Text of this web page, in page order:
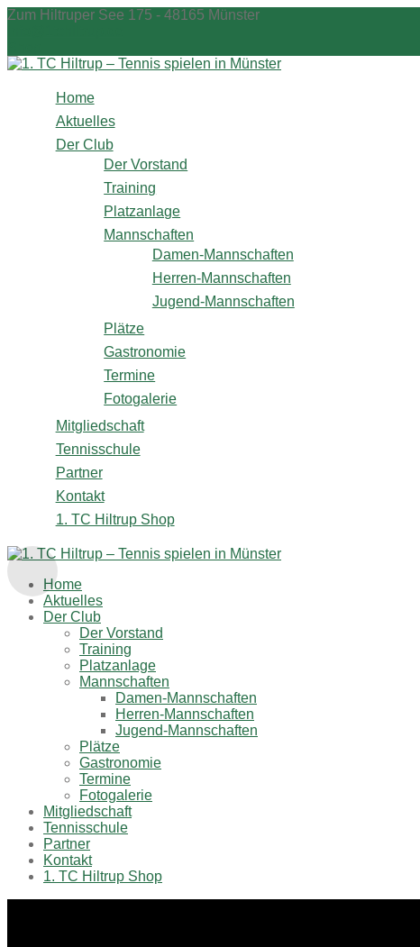
Zum
Zum Hiltruper See 175 - 48165 Münster
Home
Aktuelles
Der Club
Der Vorstand
Training
Platzanlage
Mannschaften
Damen-Mannschaften
Herren-Mannschaften
Jugend-Mannschaften
Plätze
Gastronomie
Termine
Fotogalerie
Mitgliedschaft
Tennisschule
Partner
Kontakt
1. TC Hiltrup Shop
Home
Aktuelles
Der Club
Der Vorstand
Training
Platzanlage
Mannschaften
Damen-Mannschaften
Herren-Mannschaften
Jugend-Mannschaften
Plätze
Gastronomie
Termine
Fotogalerie
Mitgliedschaft
Tennisschule
Partner
Kontakt
1. TC Hiltrup Shop